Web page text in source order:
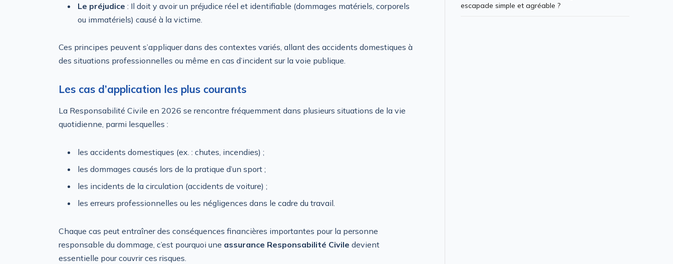
Le préjudice : Il doit y avoir un préjudice réel et identifiable (dommages matériels, corporels
ou immatériels) causé à la victime.
Ces principes peuvent s’appliquer dans des contextes variés, allant des accidents domestiques à
des situations professionnelles ou même en cas d’incident sur la voie publique.
Les cas d’application les plus courants
La Responsabilité Civile en 2026 se rencontre fréquemment dans plusieurs situations de la vie
quotidienne, parmi lesquelles :
les accidents domestiques (ex. : chutes, incendies) ;
les dommages causés lors de la pratique d’un sport ;
les incidents de la circulation (accidents de voiture) ;
les erreurs professionnelles ou les négligences dans le cadre du travail.
Chaque cas peut entraîner des conséquences financières importantes pour la personne
responsable du dommage, c’est pourquoi une assurance Responsabilité Civile devient
essentielle pour couvrir ces risques.
escapade simple et agréable ?